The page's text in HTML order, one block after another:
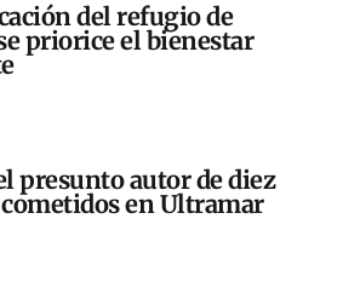
del refugio de
priorice el bienestar
presunto autor de diez
en Ultramar